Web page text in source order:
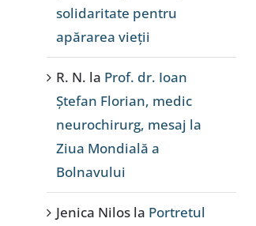
solidaritate pentru
apărarea vieții
R. N. la Prof. dr. Ioan
Ștefan Florian, medic
neurochirurg, mesaj la
Ziua Mondială a
Bolnavului
Jenica Nilos la Portretul